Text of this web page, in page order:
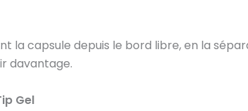
la capsule depuis le bord libre, en la
davantage.
Gel